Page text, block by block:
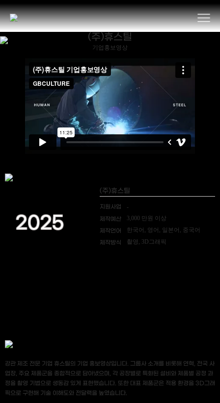
(주)휴스틸
기업홍보영상
2025
(주)휴스틸
지원사업 -
제작예산 3,000 만원 이상
제작언어 한국어, 영어, 일본어, 중국어
제작방식 촬영, 3D그래픽
강관 제조 전문 기업 휴스틸의 기업 홍보영상입니다. 그룹사 소개를 비롯해 연혁, 전국 사
업장, 주요 제품군을 종합적으로 담아냈으며, 각 공장별로 특화된 설비와 제품별 공정 과
정을 촬영 기법으로 생동감 있게 표현했습니다. 또한 대표 제품군은 적용 환경을 3D그래
픽으로 구현해 기술 이해도와 전달력을 높였습니다.